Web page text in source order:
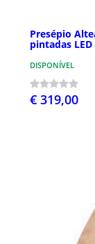
Presépio
pintadas LED
DISPONÍVEL
€ 319,00